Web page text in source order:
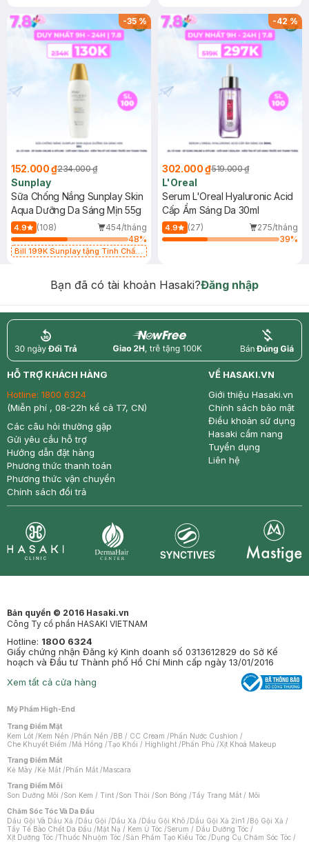
-35%
152.000 ₫234.000 ₫
Sunplay
Sữa Chống Nắng Sunplay Skin
Aqua Dưỡng Da Sáng Mịn 55g
4.9 (108)
454/tháng
48%
Bill 199K Sunplay tặng Tinh Chất
-42%
302.000 ₫519.000 ₫
L'Oreal
Serum L'Oreal Hyaluronic Acid
Cấp Ẩm Sáng Da 30ml
4.9 (27)
275/tháng
39%
Bạn đã có tài khoản Hasaki?Đăng nhập
return nowfree price
HỖ TRỢ KHÁCH HÀNG
Hotline: 1800 6324
(Miễn phí , 08-22h kể cả T7, CN)
Các câu hỏi thường gặp
Gửi yêu cầu hỗ trợ
Hướng dẫn đặt hàng
Phương thức thanh toán
Phương thức vận chuyển
Chính sách đổi trả
VỀ HASAKI.VN
Giới thiệu Hasaki.vn
Chính sách bảo mật
Điều khoản sử dụng
Hasaki cẩm nang
Tuyển dụng
Liên hệ
Bản quyền © 2016 Hasaki.vn
Công Ty cổ phần HASAKI VIETNAM
Hotline: 1800 6324
Giấy chứng nhận Đăng ký Kinh doanh số 0313612829 do Sở Kế
hoạch và Đầu tư Thành phố Hồ Chí Minh cấp ngày 13/01/2016
Xem tất cả cửa hàng
Mỹ Phẩm High-End
Trang Điểm Mặt
Kem Lót /Kem Nền /Phấn Nền /BB / CC Cream /Phấn Nước Cushion /
Che Khuyết Điểm /Má Hồng /Tạo Khối / Highlight /Phấn Phủ /Xịt Khoá Makeup
Trang Điểm Mắt
Kẻ Mày /Kẻ Mắt /Phấn Mắt /Mascara
Trang Điểm Môi
Son Dưỡng Môi /Son Kem / Tint /Son Thỏi /Son Bóng /Tẩy Trang Mắt / Môi
Chăm Sóc Tóc Và Da Đầu
Dầu Gội Và Dầu Xả /Dầu Gội /Dầu Xả /Dầu Gội Khô /Dầu Gội Xả 2in1 /Bộ Gội Xả /
Tẩy Tế Bào Chết Da Đầu /Mặt Nạ / Kem Ủ Tóc /Serum / Dầu Dưỡng Tóc /
Xịt Dưỡng Tóc /Thuốc Nhuộm Tóc /Sản Phẩm Tạo Kiểu Tóc /Dụng Cụ Chăm Sóc Tóc /